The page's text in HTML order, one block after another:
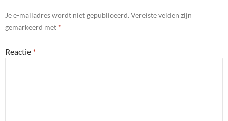
Je e-mailadres wordt niet gepubliceerd. Vereiste velden zijn
gemarkeerd met *
Reactie *